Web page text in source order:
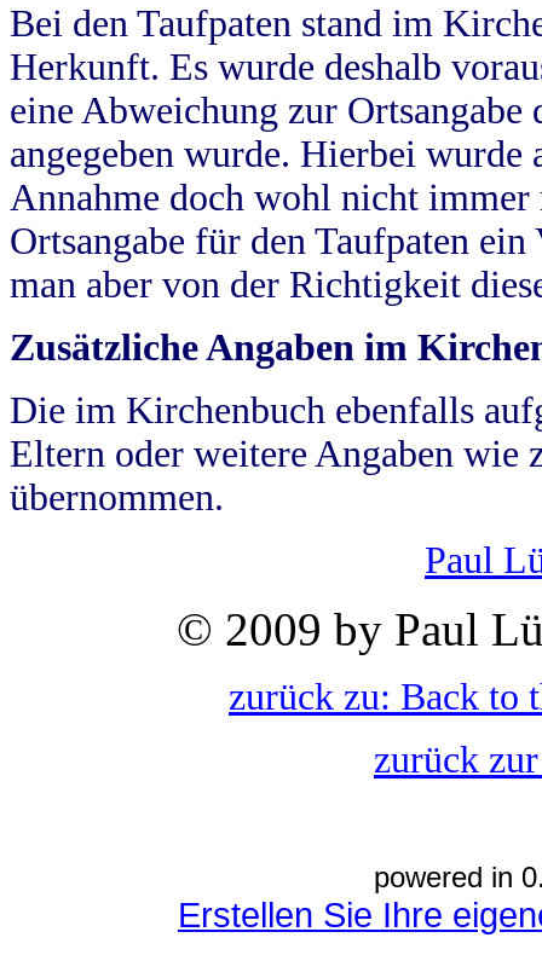
Bei den Taufpaten stand im
Herkunft. Es wurde deshalb
eine Abweichung zur
angegeben wurde. Hierbei wurde
Annahme doch wohl nicht
Ortsangabe für den Taufpaten
man aber von der Richtigkeit
Zusätzliche Angaben im
Die im Kirchenbuch ebenfalls
Eltern oder weitere Angaben wie
übernommen.
Paul
© 2009 by Paul
zurück zu: Back to
zurück
powered in
Erstellen Sie Ihre